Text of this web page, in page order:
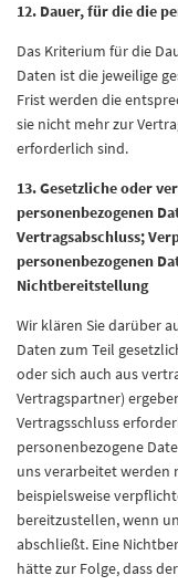
12. Dauer, für die die
Das Kriterium für die
Daten ist die jeweilige
Frist werden die
sie nicht mehr zur
erforderlich sind.
13. Gesetzliche oder
personenbezogenen
Vertragsabschluss;
personenbezogenen
Nichtbereitstellung
Wir klären Sie darüber
Daten zum Teil
oder sich auch aus
Vertragspartner)
Vertragsschluss
personenbezogene
uns verarbeitet werden
beispielsweise
bereitzustellen, wenn
abschließt. Eine
hätte zur Folge, dass